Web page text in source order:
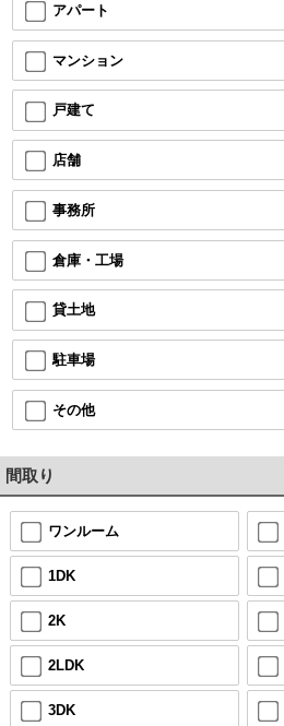
アパート
マンション
戸建て
店舗
事務所
倉庫・工場
貸土地
駐車場
その他
間取り
ワンルーム
1DK
2K
2LDK
3DK